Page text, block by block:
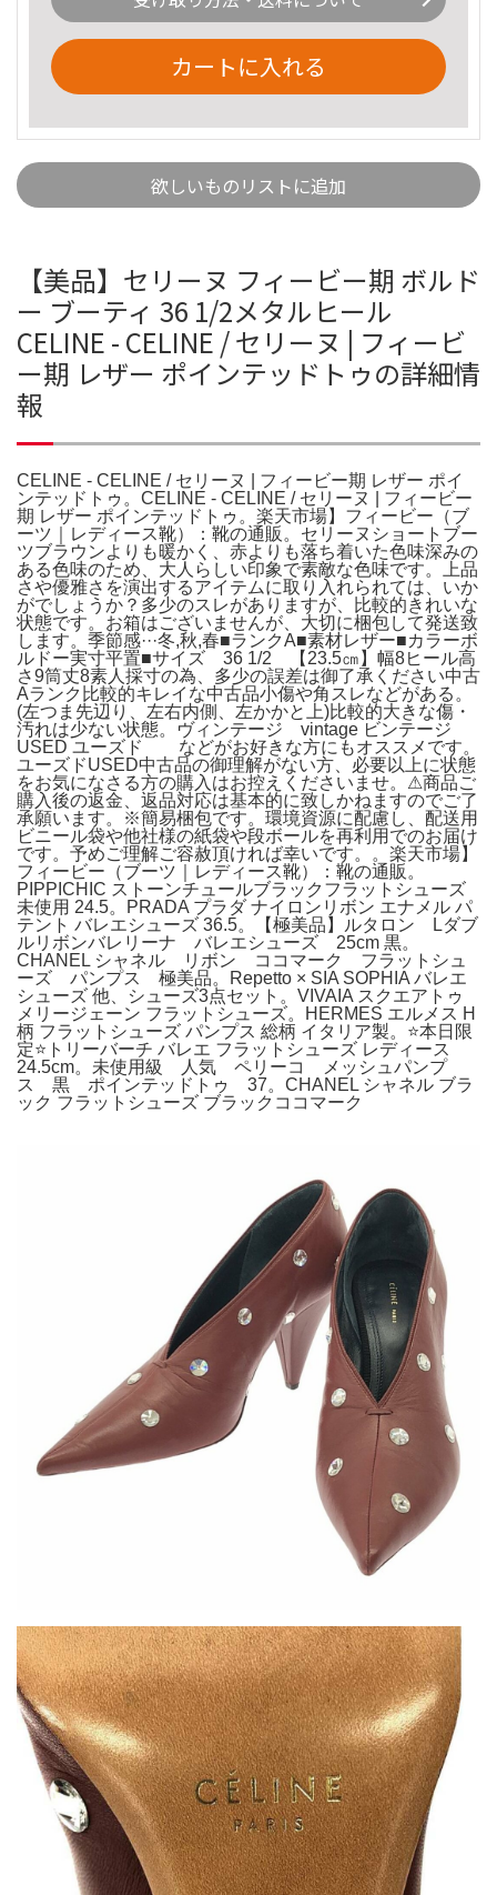
カートに入れる
欲しいものリストに追加
【美品】セリーヌ フィービー期 ボルド
ー ブーティ 36 1/2メタルヒール
CELINE - CELINE / セリーヌ | フィービ
ー期 レザー ポインテッドトゥの詳細情
報
CELINE - CELINE / セリーヌ | フィービー期 レザー ポイ
ンテッドトゥ。CELINE - CELINE / セリーヌ | フィービー
期 レザー ポインテッドトゥ。楽天市場】フィービー（ブ
ーツ｜レディース靴）：靴の通販。セリーヌショートブー
ツブラウンよりも暖かく、赤よりも落ち着いた色味 深みの
ある色味のため、大人らしい印象で素敵な色味です。上品
さや優雅さを演出するアイテムに取り入れられては、いか
がでしょうか？多少のスレがありますが、比較的きれいな
状態です。お箱はございませんが、大切に梱包して発送致
します。季節感···冬,秋,春■ランクA■素材レザー■カラーボ
ルドー実寸平置■サイズ 36 1/2 【23.5㎝】幅8ヒール高
さ9筒丈8素人採寸の為、多少の誤差は御了承ください中古
Aランク比較的キレイな中古品小傷や角スレなどがある。
(左つま先辺り、左右内側、左かかと上)比較的大きな傷・
汚れは少ない状態。ヴィンテージ vintage ビンテージ
USED ユーズド などがお好きな方にもオススメです。
ユーズドUSED中古品の御理解がない方、必要以上に状態
をお気になさる方の購入はお控えくださいませ。⚠商品ご
購入後の返金、返品対応は基本的に致しかねますのでご了
承願います。※簡易梱包です。環境資源に配慮し、配送用
ビニール袋や他社様の紙袋や段ボールを再利用でのお届け
です。予めご理解ご容赦頂ければ幸いです。。楽天市場】
フィービー（ブーツ｜レディース靴）：靴の通販。
PIPPICHIC ストーンチュールブラックフラットシューズ
未使用 24.5。PRADA プラダ ナイロンリボン エナメル パ
テント バレエシューズ 36.5。【極美品】ルタロン Lダブ
ルリボンバレリーナ バレエシューズ 25cm 黒。
CHANEL シャネル リボン ココマーク フラットシュ
ーズ パンプス 極美品。Repetto × SIA SOPHIA バレエ
シューズ 他、シューズ3点セット。VIVAIA スクエアトゥ
メリージェーン フラットシューズ。HERMES エルメス H
柄 フラットシューズ パンプス 総柄 イタリア製。⭐️本日限
定⭐️トリーバーチ バレエ フラットシューズ レディース
24.5cm。未使用級 人気 ペリーコ メッシュパンプ
ス 黒 ポインテッドトゥ 37。CHANEL シャネル ブラ
ック フラットシューズ ブラックココマーク